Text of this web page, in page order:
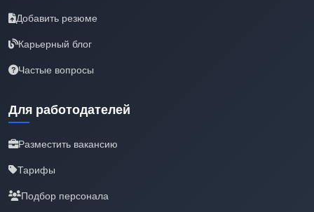
Добавить резюме
Карьерный блог
Частые вопросы
Для работодателей
Разместить вакансию
Тарифы
Подбор персонала